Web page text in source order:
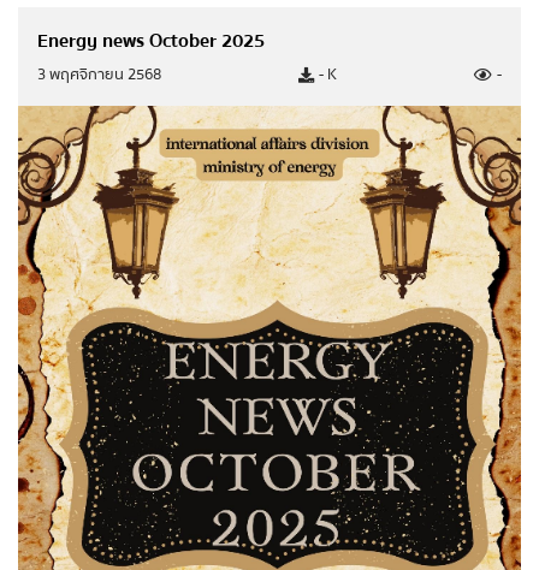
Energy news October 2025
3 พฤศจิกายน 2568 - K -